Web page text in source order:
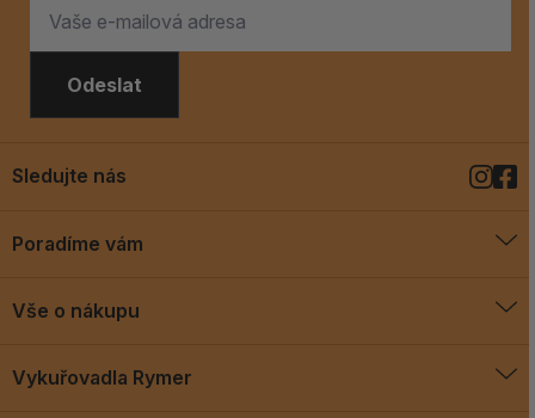
Odeslat
Poradíme vám
Blog
Vše o nákupu
Vykuřovadla Rymer
Sledujte nás